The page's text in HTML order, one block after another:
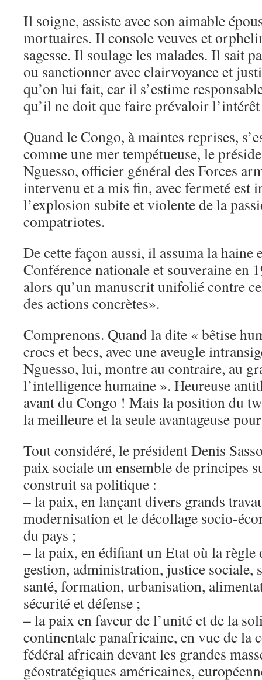
Il soigne, assiste avec son aimable
mortuaires. Il console veuves et
sagesse. Il soulage les malades. Il sait
ou sanctionner avec clairvoyance et
qu’on lui fait, car il s’estime
qu’il ne doit que faire prévaloir
Quand le Congo, à maintes reprises,
comme une mer tempétueuse, le
Nguesso, officier général des Forces
intervenu et a mis fin, avec fermeté est
l’explosion subite et violente de la
compatriotes.
De cette façon aussi, il assuma la haine
Conférence nationale et souveraine en
alors qu’un manuscrit unifolié contre
des actions concrètes».
Comprenons. Quand la dite « bêtise
crocs et becs, avec une aveugle
Nguesso, lui, montre au contraire, au
l’intelligence humaine ». Heureuse
avant du Congo ! Mais la position du
la meilleure et la seule avantageuse
Tout considéré, le président Denis
paix sociale un ensemble de principes
construit sa politique :
– la paix, en lançant divers grands
modernisation et le décollage socio-
du pays ;
– la paix, en édifiant un Etat où la
gestion, administration, justice sociale,
santé, formation, urbanisation,
sécurité et défense ;
– la paix en faveur de l’unité et de la
continentale panafricaine, en vue de la
fédéral africain devant les grandes
géostratégiques américaines,